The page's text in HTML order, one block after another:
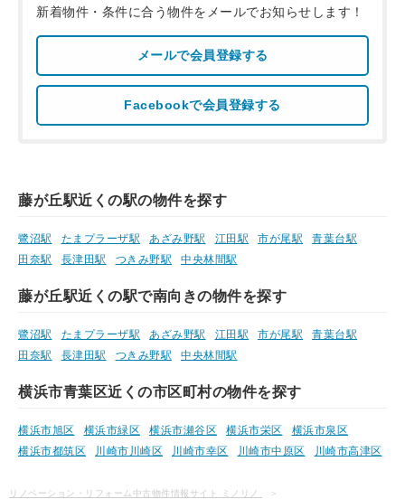
新着物件・条件に合う物件をメールでお知らせします！
メールで会員登録する
Facebookで会員登録する
藤が丘駅近くの駅の物件を探す
鷺沼駅 たまプラーザ駅 あざみ野駅 江田駅 市が尾駅
青葉台駅
田奈駅
長津田駅 つきみ野駅 中央林間駅
藤が丘駅近くの駅で南向きの物件を探す
鷺沼駅 たまプラーザ駅 あざみ野駅 江田駅 市が尾駅
青葉台駅
田奈駅
長津田駅 つきみ野駅 中央林間駅
横浜市青葉区近くの市区町村の物件を探す
横浜市旭区 横浜市緑区 横浜市瀬谷区 横浜市栄区
横浜市泉区
横浜市都筑区
川崎市川崎区 川崎市幸区 川崎市中原区 川崎市高津区
リノベーション・リフォーム中古物件情報サイト ミノリノ